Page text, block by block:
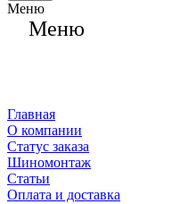
Меню
Меню
Главная
О компании
Статус заказа
Шиномонтаж
Статьи
Оплата и доставка